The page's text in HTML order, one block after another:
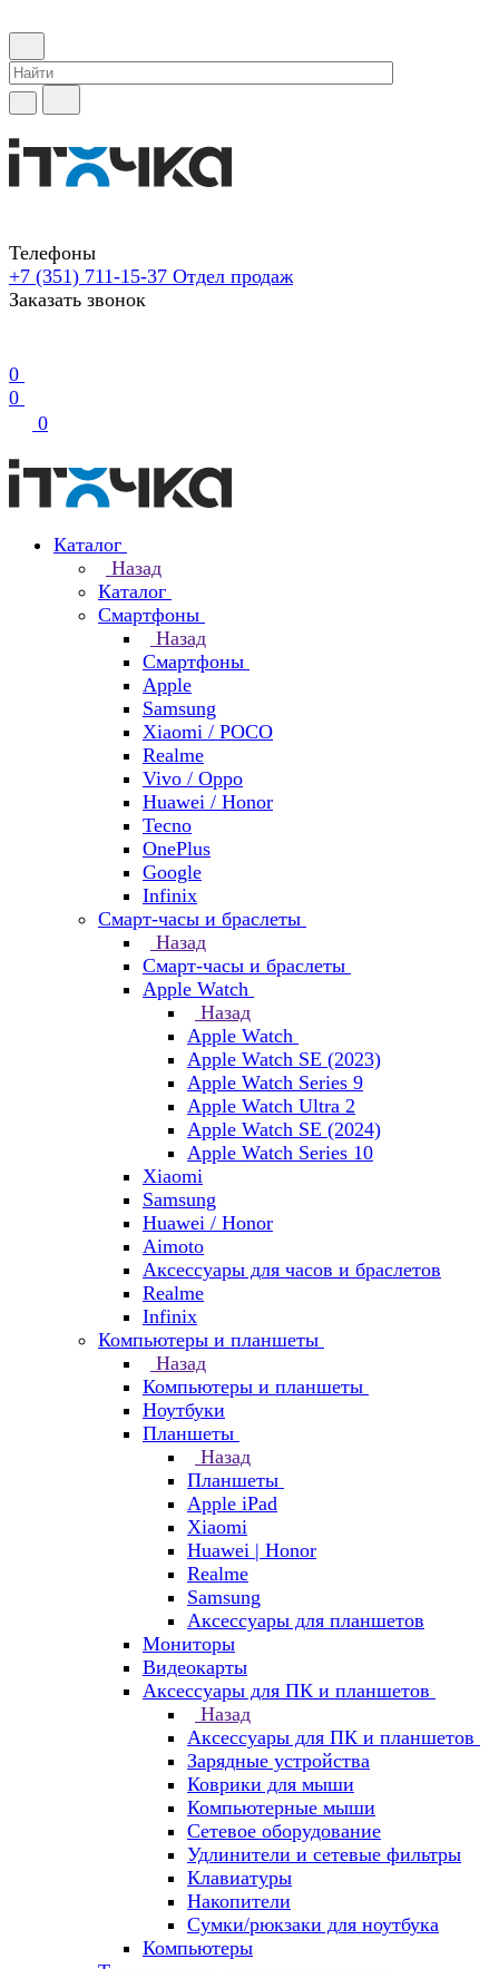
Телефоны
+7 (351) 711-15-37 Отдел продаж
Заказать звонок
0
0
0
Каталог
Назад
Каталог
Смартфоны
Назад
Смартфоны
Apple
Samsung
Xiaomi / POCO
Realme
Vivo / Oppo
Huawei / Honor
Tecno
OnePlus
Google
Infinix
Смарт-часы и браслеты
Назад
Смарт-часы и браслеты
Apple Watch
Назад
Apple Watch
Apple Watch SE (2023)
Apple Watch Series 9
Apple Watch Ultra 2
Apple Watch SE (2024)
Apple Watch Series 10
Xiaomi
Samsung
Huawei / Honor
Aimoto
Аксессуары для часов и браслетов
Realme
Infinix
Компьютеры и планшеты
Назад
Компьютеры и планшеты
Ноутбуки
Планшеты
Назад
Планшеты
Apple iPad
Xiaomi
Huawei | Honor
Realme
Samsung
Аксессуары для планшетов
Мониторы
Видеокарты
Аксессуары для ПК и планшетов
Назад
Аксессуары для ПК и планшетов
Зарядные устройства
Коврики для мыши
Компьютерные мыши
Сетевое оборудование
Удлинители и сетевые фильтры
Клавиатуры
Накопители
Сумки/рюкзаки для ноутбука
Компьютеры